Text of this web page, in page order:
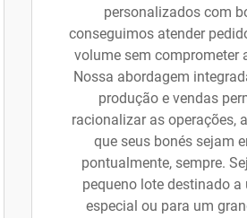
personalizados com
conseguimos atender
volume sem comprometer
Nossa abordagem
produção e vendas
racionalizar as operações,
que seus bonés sejam
pontualmente, sempre.
pequeno lote destinado a
especial ou para um